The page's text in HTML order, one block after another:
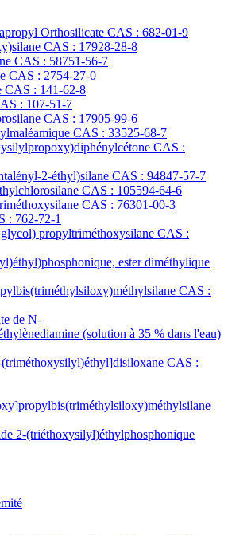
Orthosilicate CAS : 682-01-9
CAS : 17928-28-8
CAS : 58751-56-7
CAS : 2754-27-0
CAS : 141-62-8
: 107-51-7
CAS : 17905-99-6
CAS : 33525-68-7
CAS :
2-éthyl)silane CAS : 94847-57-7
CAS : 105594-64-6
CAS : 76301-00-3
: 762-72-1
propyltriméthoxysilane CAS :
ester diméthylique
CAS :
de N-
(solution à 35 % dans l'eau)
CAS :
2-(triéthoxysilyl)éthylphosphonique